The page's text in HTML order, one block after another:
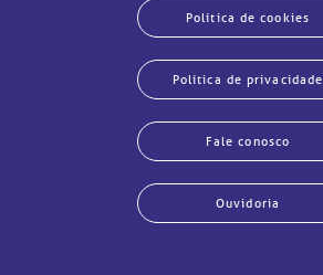
Política de cookies
Política de privacidade
Fale conosco
Ouvidoria